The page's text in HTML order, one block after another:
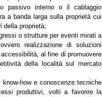
passivo interno o il cablaggio
a banda larga sulla proprietà cui
della proprietà;
o strutture per eventi mirati a
realizzazione di soluzioni
al fine di promuovere
della località sul mercato
how e conoscenze tecniche
produttivi, volti a favorire la